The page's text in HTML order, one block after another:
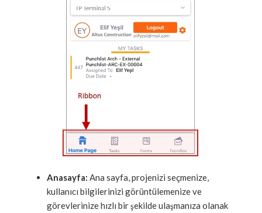
Anasayfa: Ana sayfa, projenizi seçmenize,
kullanıcı bilgilerinizi görüntülemenize ve
görevlerinize hızlı bir şekilde ulaşmanıza olanak